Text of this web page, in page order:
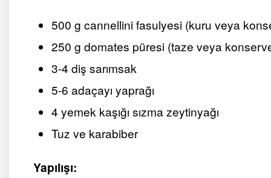
500 g cannellini fasulyesi (kuru veya
250 g domates püresi (taze veya
3-4 diş sarımsak
5-6 adaçayı yaprağı
4 yemek kaşığı sızma zeytinyağı
Tuz ve karabiber
Yapılışı: